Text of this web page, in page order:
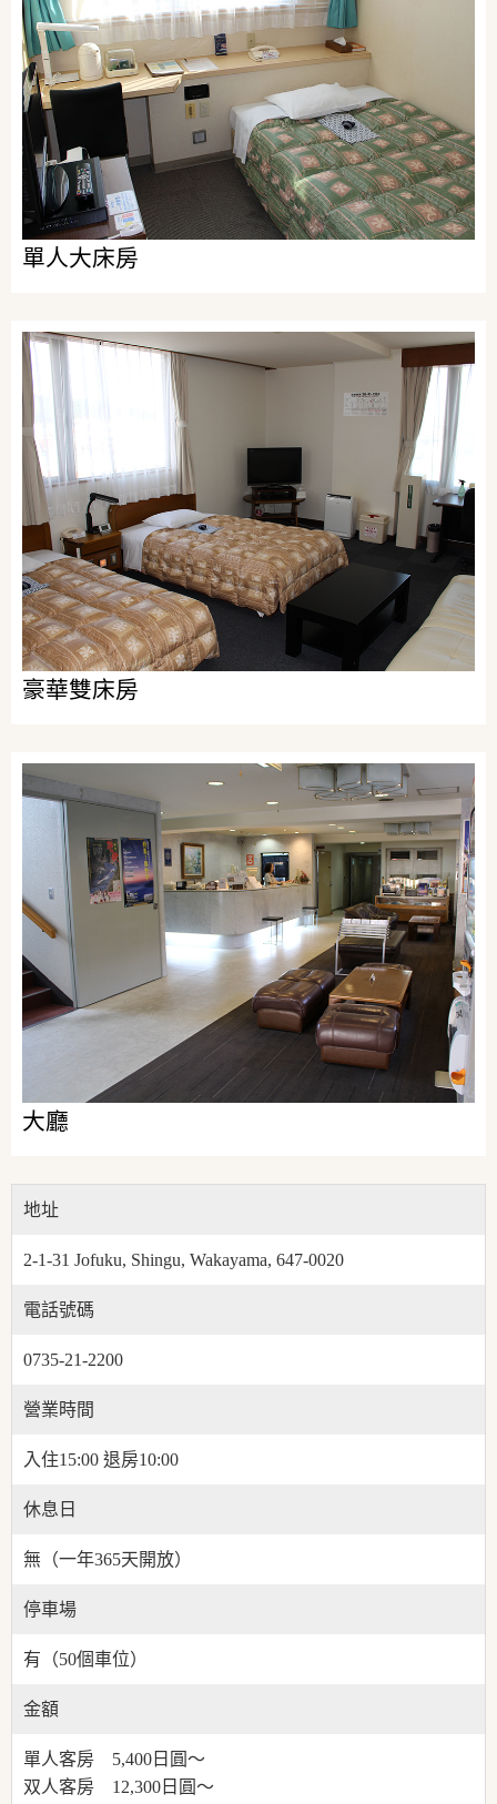
單人大床房
豪華雙床房
大廳
地址
2-1-31 Jofuku, Shingu, Wakayama, 647-0020
電話號碼
0735-21-2200
營業時間
入住15:00 退房10:00
休息日
無（一年365天開放）
停車場
有（50個車位）
金額
單人客房 5,400日圓～
双人客房 12,300日圓～